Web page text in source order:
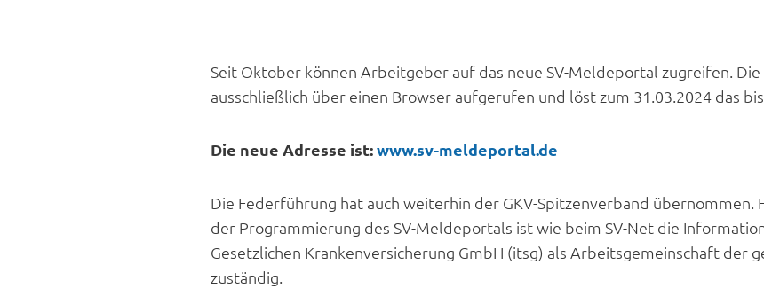
Seit Oktober können Arbeitgeber auf das neue SV-Meldeportal zugreifen.
ausschließlich über einen Browser aufgerufen und löst zum 31.03.2024 das
Die neue Adresse ist:www.sv-meldeportal.de
Die Federführung hat auch weiterhin der GKV-Spitzenverband übernommen.
der Programmierung des SV-Meldeportals ist wie beim SV-Net die
Gesetzlichen Krankenversicherung GmbH (itsg) als Arbeitsgemeinschaft der
zuständig.